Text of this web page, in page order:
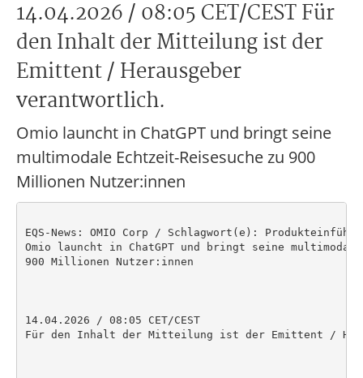
14.04.2026 / 08:05 CET/CEST Für
den Inhalt der Mitteilung ist der
Emittent / Herausgeber
verantwortlich.
Omio launcht in ChatGPT und bringt seine
multimodale Echtzeit-Reisesuche zu 900
Millionen Nutzer:innen
EQS-News: OMIO Corp / Schlagwort(e):
Omio launcht in ChatGPT und bringt seine
900 Millionen Nutzer:innen
14.04.2026 / 08:05 CET/CEST
Für den Inhalt der Mitteilung ist der Emittent /